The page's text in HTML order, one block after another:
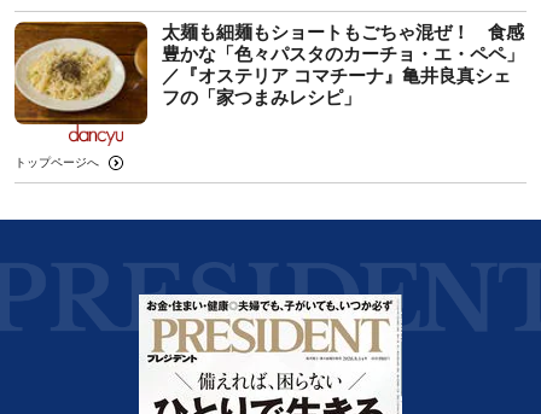
太麺も細麺もショートもごちゃ混ぜ！ 食感
豊かな「色々パスタのカーチョ・エ・ペペ」
／『オステリア コマチーナ』亀井良真シェ
フの「家つまみレシピ」
トップページへ